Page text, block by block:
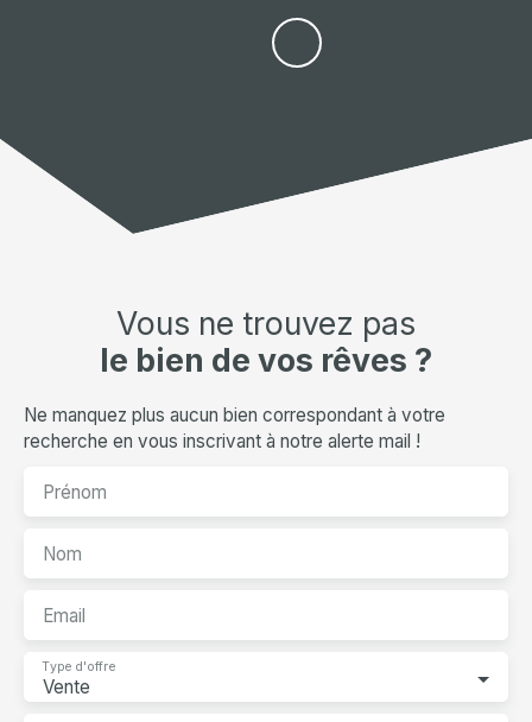
Vous ne trouvez pas
le bien de vos rêves ?
Ne manquez plus aucun bien correspondant à votre
recherche en vous inscrivant à notre alerte mail !
Prénom
Nom
Email
Vente
Type d'offre